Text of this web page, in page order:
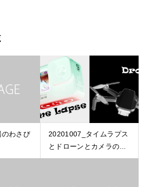
わさび
20201007_タイムラプス
とドローンとカメラの...